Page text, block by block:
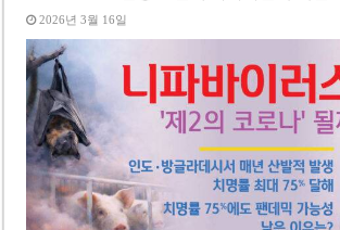
2026년 3월 16일